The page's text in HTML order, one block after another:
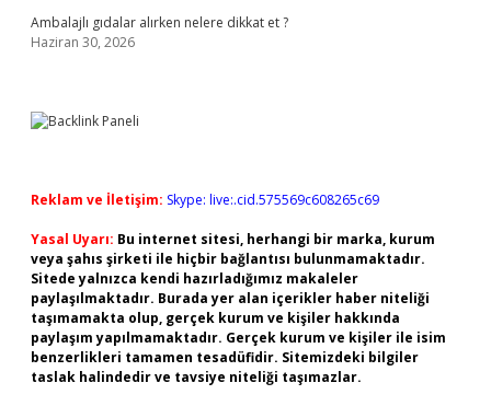
Ambalajlı gıdalar alırken nelere dikkat et ?
Haziran 30, 2026
Reklam ve İletişim: Skype: live:.cid.575569c608265c69
Yasal Uyarı: Bu internet sitesi, herhangi bir marka, kurum
veya şahıs şirketi ile hiçbir bağlantısı bulunmamaktadır.
Sitede yalnızca kendi hazırladığımız makaleler
paylaşılmaktadır. Burada yer alan içerikler haber niteliği
taşımamakta olup, gerçek kurum ve kişiler hakkında
paylaşım yapılmamaktadır. Gerçek kurum ve kişiler ile isim
benzerlikleri tamamen tesadüfidir. Sitemizdeki bilgiler
taslak halindedir ve tavsiye niteliği taşımazlar.